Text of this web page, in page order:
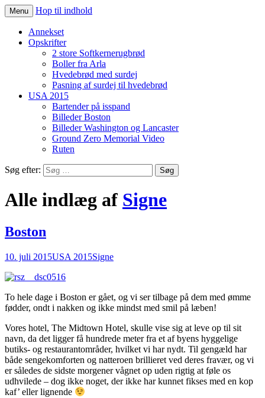
jegsen.dk
Menu Hop til indhold
Annekset
Opskrifter
2 store Softkernerugbrød
Boller fra Arla
Hvedebrød med surdej
Pasning af surdej til hvedebrød
USA 2015
Bartender på isspand
Billeder Boston
Billeder Washington og Lancaster
Ground Zero Memorial Video
Ruten
Søg efter:
Alle indlæg af Signe
Boston
10. juli 2015USA 2015Signe
To hele dage i Boston er gået, og vi ser tilbage på dem med ømme
fødder, ondt i nakken og ikke mindst med smil på læben!
Vores hotel, The Midtown Hotel, skulle vise sig at leve op til sit
navn, da det ligger få hundrede meter fra et af byens hyggelige
butiks- og restaurantområder, hvilket vi har nydt. Til gengæld har
både sengekomforten og natteroen brillieret ved deres fravær, og vi
er således de sidste morgener vågnet op uden rigtig at føle os
udhvilede – dog ikke noget, der ikke har kunnet fikses med en kop
kaf’ eller lignende